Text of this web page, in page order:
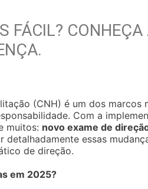
FÁCIL? CONHEÇA
(CNH) é um dos marcos
Com a
muitos: novo exame de
essas
de direção.
em 2025?